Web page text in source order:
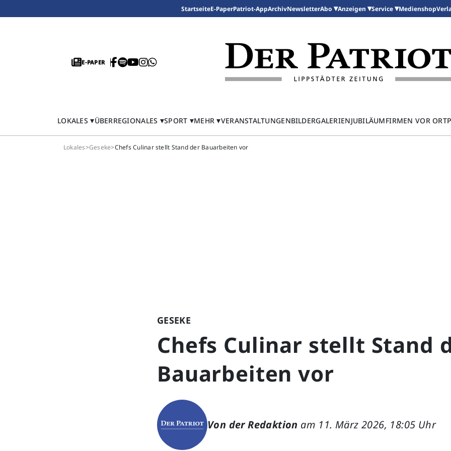
StartseiteE-PaperPatriot-AppArchivNewsletterAbo Anzeigen Service Medienshop
E-PAPER
LOKALES ÜBERREGIONALES SPORT MEHR VERANSTALTUNGENBILDERGALERIENJUBILÄUMFIRMEN VOR ORT
Lokales>Geseke>Chefs Culinar stellt Stand der Bauarbeiten vor
GESEKE
Chefs Culinar stellt Stand
Bauarbeiten vor
Von der Redaktion am 11. März 2026, 18:05 Uhr